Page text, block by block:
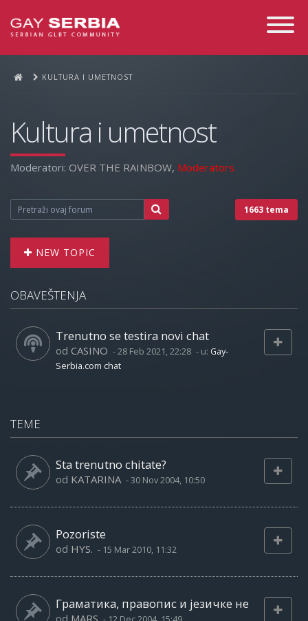
Toggle
KULTURA I UMETNOST
Kultura i umetnost
Moderatori: OVER THE RAINBOW, Moderators
1663 tema
NEW TOPIC
OBAVEŠTENJA
Trenutno se testira novi chat
od CASINO -28 Feb 2021, 22:28 - u: Gay-
Serbia.com chat
TEME
Sta trenutno chitate?
od KATARINA -30 Nov 2004, 10:50
Pozoriste
od HYS. - 15 Mar 2010, 11:32
Граматика, правопис и језичке не
od MARS